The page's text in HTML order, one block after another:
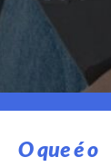
O que é o